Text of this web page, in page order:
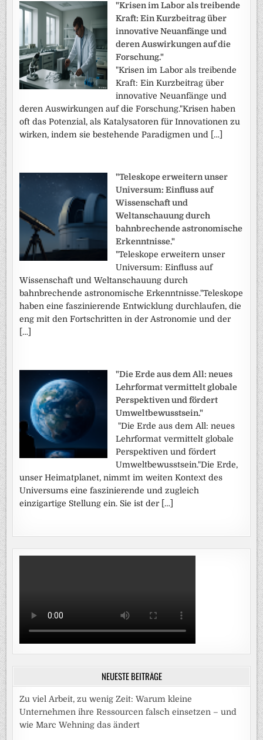
"Krisen im Labor als treibende
Kraft: Ein Kurzbeitrag über
innovative Neuanfänge und
deren Auswirkungen auf die
Forschung."
"Krisen im Labor als treibende
Kraft: Ein Kurzbeitrag über
innovative Neuanfänge und
deren Auswirkungen auf die Forschung."Krisen haben
oft das Potenzial, als Katalysatoren für Innovationen zu
wirken, indem sie bestehende Paradigmen und […]
"Teleskope erweitern unser
Universum: Einfluss auf
Wissenschaft und
Weltanschauung durch
bahnbrechende astronomische
Erkenntnisse."
"Teleskope erweitern unser
Universum: Einfluss auf
Wissenschaft und Weltanschauung durch
bahnbrechende astronomische Erkenntnisse."Teleskope
haben eine faszinierende Entwicklung durchlaufen, die
eng mit den Fortschritten in der Astronomie und der
[…]
"Die Erde aus dem All: neues
Lehrformat vermittelt globale
Perspektiven und fördert
Umweltbewusstsein."
"Die Erde aus dem All: neues
Lehrformat vermittelt globale
Perspektiven und fördert
Umweltbewusstsein."Die Erde,
unser Heimatplanet, nimmt im weiten Kontext des
Universums eine faszinierende und zugleich
einzigartige Stellung ein. Sie ist der […]
NEUESTE BEITRÄGE
Zu viel Arbeit, zu wenig Zeit: Warum kleine
Unternehmen ihre Ressourcen falsch einsetzen – und
wie Marc Wehning das ändert